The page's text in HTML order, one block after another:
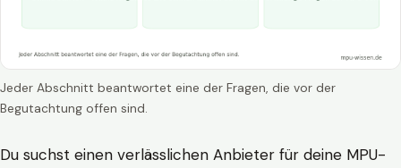
Jeder Abschnitt beantwortet eine der Fragen, die vor der
Begutachtung offen sind.
Du suchst einen verlässlichen Anbieter für deine MPU-